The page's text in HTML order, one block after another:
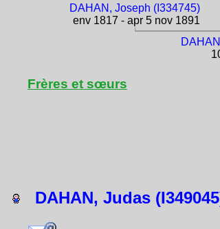
DAHAN, Joseph (I334745)
env 1817 - apr 5 nov 1891
Frères et sœurs
DAHAN, Judas